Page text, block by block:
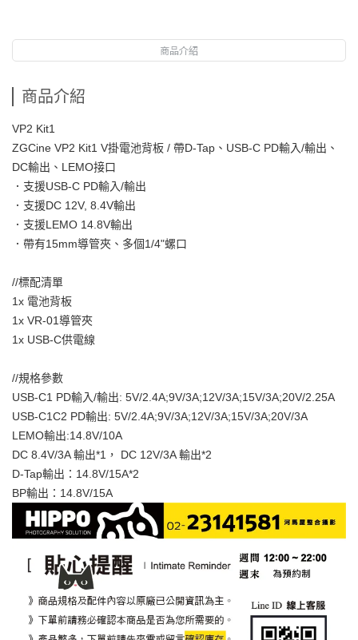
商品介紹
商品介紹
VP2 Kit1
ZGCine VP2 Kit1 V掛電池背板 / 帶D-Tap、USB-C PD輸入/輸出、
DC輸出、LEMO接口
．支援USB-C PD輸入/輸出
．支援DC 12V, 8.4V輸出
．支援LEMO 14.8V輸出
．帶有15mm導管夾、多個1/4"螺口
//標配清單
1x 電池背板
1x VR-01導管夾
1x USB-C供電線
//規格參數
USB-C1 PD輸入/輸出: 5V/2.4A;9V/3A;12V/3A;15V/3A;20V/2.25A
USB-C1C2 PD輸出: 5V/2.4A;9V/3A;12V/3A;15V/3A;20V/3A
LEMO輸出:14.8V/10A
DC 8.4V/3A 輸出*1， DC 12V/3A 輸出*2
D-Tap輸出：14.8V/15A*2
BP輸出：14.8V/15A